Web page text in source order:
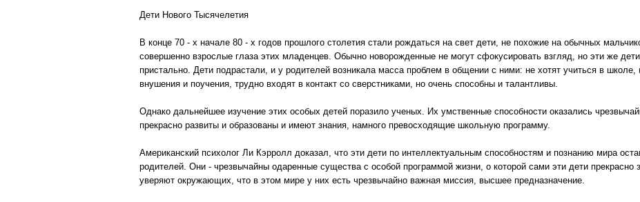
Дети Нового Тысячелетия
В конце 70 - х начале 80 - х годов прошлого столетия стали рождаться на свет дети, не похожие на обычных
совершенно взрослые глаза этих младенцев. Обычно новорожденные не могут сфокусировать взгляд, но эти же
пристально. Дети подрастали, и у родителей возникала масса проблем в общении с ними: не хотят учиться в
внушения и поучения, трудно входят в контакт со сверстниками, но очень способны и талантливы.
Однако дальнейшее изучение этих особых детей поразило ученых. Их умственные способности оказались
прекрасно развиты и образованы и имеют знания, намного превосходящие школьную программу.
Американский психолог Ли Кэрролл доказал, что эти дети по интеллектуальным способностям и познанию мира
родителей. Они - чрезвычайны одаренные существа с особой программой жизни, о которой сами эти дети прекрасно
уверяют окружающих, что в этом мире у них есть чрезвычайно важная миссия, высшее предназначение.